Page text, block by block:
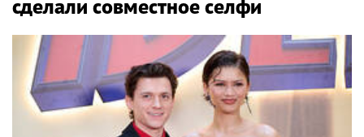
сделали совместное селфи